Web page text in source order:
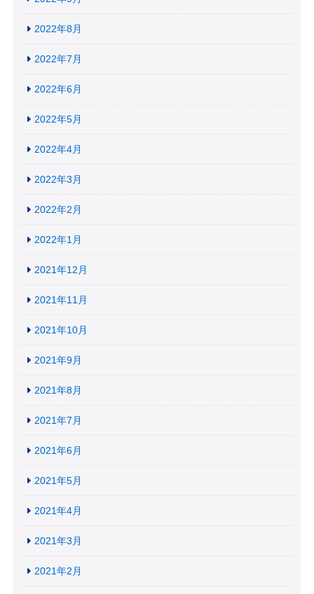
2022年8月
2022年7月
2022年6月
2022年5月
2022年4月
2022年3月
2022年2月
2022年1月
2021年12月
2021年11月
2021年10月
2021年9月
2021年8月
2021年7月
2021年6月
2021年5月
2021年4月
2021年3月
2021年2月